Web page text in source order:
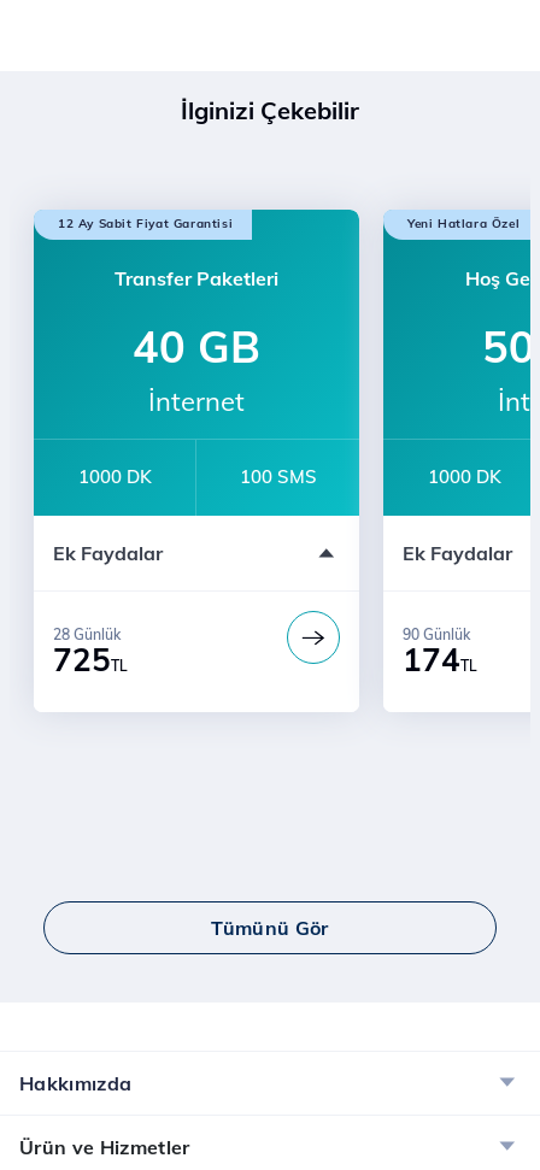
İlginizi Çekebilir
12 Ay Sabit Fiyat Garantisi
Transfer Paketleri
40 GB
İnternet
1000 DK 100 SMS
Ek Faydalar
Bi' Dünya Fırsat
Ücretsiz Dijital Kurye Hizmeti
725TL
28 Günlük
Yeni Hatlara Özel
Hoş
1000 DK
Ek Faydalar
Sınırsız YaaY
174TL
90 Günlük
Tümünü Gör
Hakkımızda
Ürün ve Hizmetler